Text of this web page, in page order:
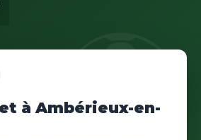
à Ambérieux-en-